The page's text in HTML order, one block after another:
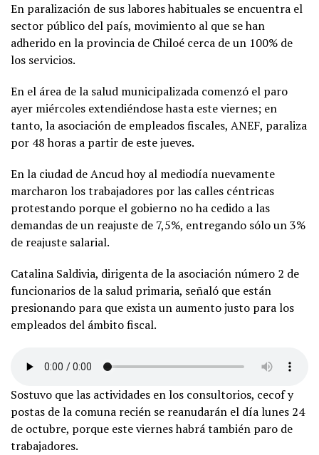
En paralización de sus labores habituales se encuentra el
sector público del país, movimiento al que se han
adherido en la provincia de Chiloé cerca de un 100% de
los servicios.
En el área de la salud municipalizada comenzó el paro
ayer miércoles extendiéndose hasta este viernes; en
tanto, la asociación de empleados fiscales, ANEF, paraliza
por 48 horas a partir de este jueves.
En la ciudad de Ancud hoy al mediodía nuevamente
marcharon los trabajadores por las calles céntricas
protestando porque el gobierno no ha cedido a las
demandas de un reajuste de 7,5%, entregando sólo un 3%
de reajuste salarial.
Catalina Saldivia, dirigenta de la asociación número 2 de
funcionarios de la salud primaria, señaló que están
presionando para que exista un aumento justo para los
empleados del ámbito fiscal.
Sostuvo que las actividades en los consultorios, cecof y
postas de la comuna recién se reanudarán el día lunes 24
de octubre, porque este viernes habrá también paro de
trabajadores.